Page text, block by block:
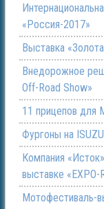
«Россия-2017»
Выставка
Внедорожное
Off-Road Show»
11 прицепов для
Фургоны на
Компания
выставке «EXPO-
Мотофестиваль-